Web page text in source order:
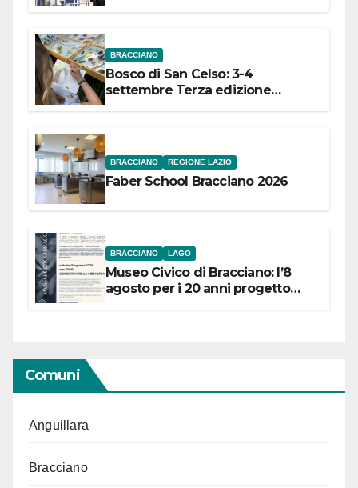
BRACCIANO
Bosco di San Celso: 3-4
settembre Terza edizione
BRACCIANO REGIONE LAZIO
Faber School Bracciano 2026
BRACCIANO LAGO
Museo Civico di Bracciano: l’8
agosto per i 20 anni progetto
Comuni
Anguillara
Bracciano